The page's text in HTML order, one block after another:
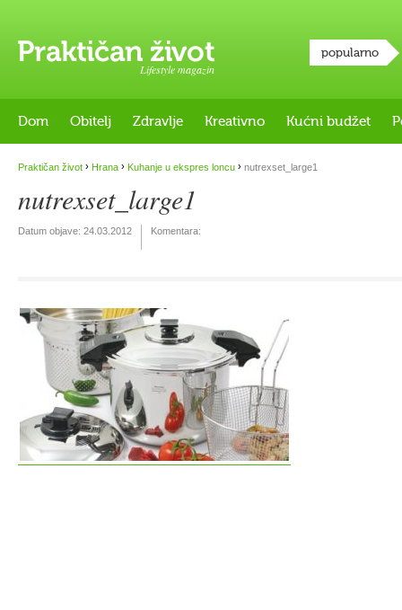
Lifestyle magazin
popularno
Dom Obitelj Zdravlje Kreativno Kućni budžet
Praktičan život › Hrana › Kuhanje u ekspres loncu › nutrexset_large1
nutrexset_large1
Datum objave: 24.03.2012 Komentara: